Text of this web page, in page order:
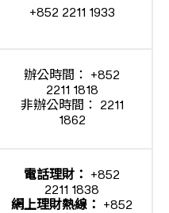
+852 2211 1933
辦公時間： +852
2211 1818
非辦公時間： 2211
1862
電話理財：
+852
2211 1838
網上理財熱線：
+852